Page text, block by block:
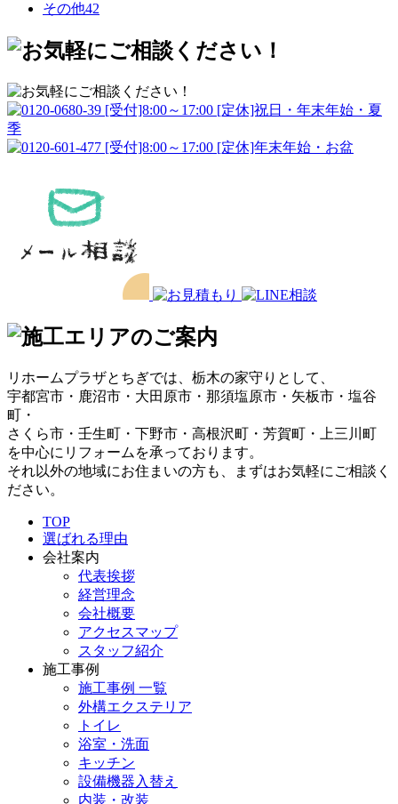
その他42
リホームプラザとちぎでは、栃木の家守りとして、
宇都宮市・鹿沼市・大田原市・那須塩原市・矢板市・塩谷
町・
さくら市・壬生町・下野市・高根沢町・芳賀町・上三川町
を中心にリフォームを承っております。
それ以外の地域にお住まいの方も、まずはお気軽にご相談く
ださい。
TOP
選ばれる理由
会社案内
代表挨拶
経営理念
会社概要
アクセスマップ
スタッフ紹介
施工事例
施工事例 一覧
外構エクステリア
トイレ
浴室・洗面
キッチン
設備機器入替え
内装・改装